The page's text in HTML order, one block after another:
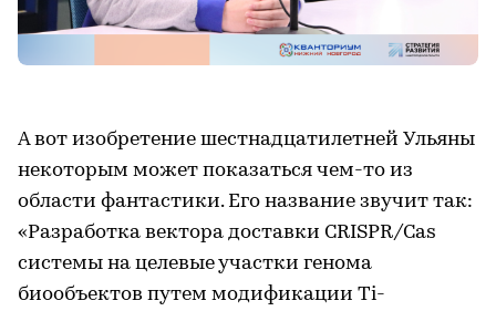
А вот изобретение шестнадцатилетней Ульяны
некоторым может показаться чем-то из
области фантастики. Его название звучит так:
«Разработка вектора доставки CRISPR/Cas
системы на целевые участки генома
биообъектов путем модификации Ti-